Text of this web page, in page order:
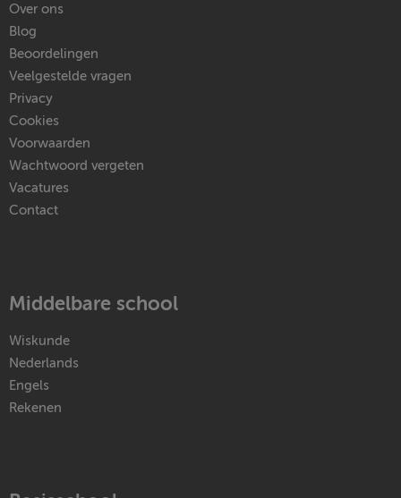
Over ons
Blog
Beoordelingen
Veelgestelde vragen
Privacy
Cookies
Voorwaarden
Wachtwoord vergeten
Vacatures
Contact
Middelbare school
Wiskunde
Nederlands
Engels
Rekenen